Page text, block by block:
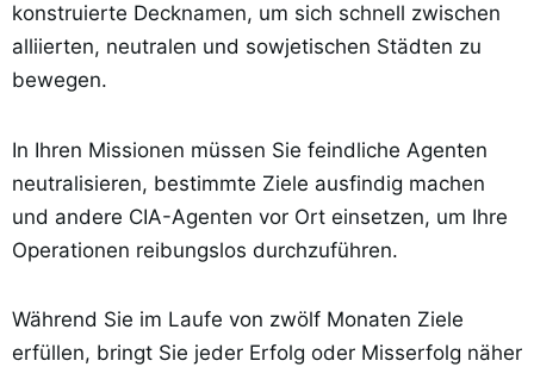
konstruierte Decknamen, um sich schnell zwischen
alliierten, neutralen und sowjetischen Städten zu
bewegen.
In Ihren Missionen müssen Sie feindliche Agenten
neutralisieren, bestimmte Ziele ausfindig machen
und andere CIA-Agenten vor Ort einsetzen, um Ihre
Operationen reibungslos durchzuführen.
Während Sie im Laufe von zwölf Monaten Ziele
erfüllen, bringt Sie jeder Erfolg oder Misserfolg näher